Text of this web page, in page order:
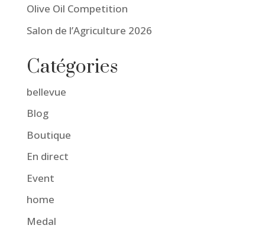
Olive Oil Competition
Salon de l’Agriculture 2026
Catégories
bellevue
Blog
Boutique
En direct
Event
home
Medal